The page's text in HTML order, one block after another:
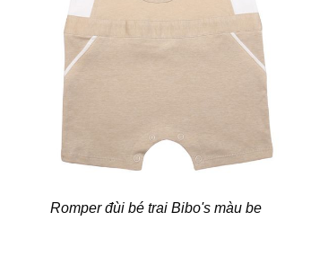
Romper đùi bé trai Bibo's màu be